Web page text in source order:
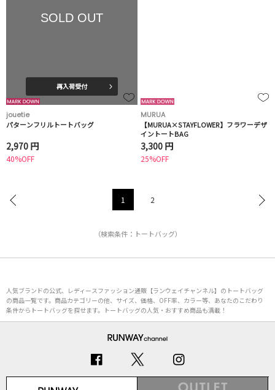
SOLD OUT
再入荷受付
jouetie
パターンフリルトートバッグ
2,970 円
40%OFF
MURUA
【MURUA×STAYFLOWER】フラワーデザ
イントートBAG
3,300 円
25%OFF
1 2
（検索条件：トートバッグ）
人気ブランドの公式、レディースファッション通販【ランウェイチャンネル】のトートバッグ
の商品一覧です。商品カテゴリーの他、サイズ、価格、OFF率、カラー等、あなたのこだわり
条件からトートバッグを探せます。トートバッグの人気・おすすめ商品も満載！